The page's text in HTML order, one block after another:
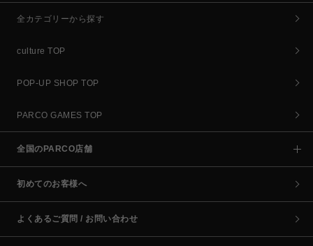
全カテゴリーから探す
culture TOP
POP-UP SHOP TOP
PARCO GAMES TOP
全国のPARCO店舗
初めてのお客様へ
よくあるご質問 / お問い合わせ